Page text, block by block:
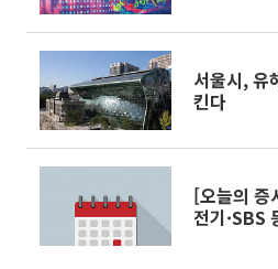
서울시, 유
킨다
[오늘의 증
전기·SBS